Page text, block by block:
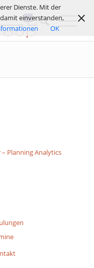
Planning Analytics
Dienste. Mit der
einverstanden,
OK